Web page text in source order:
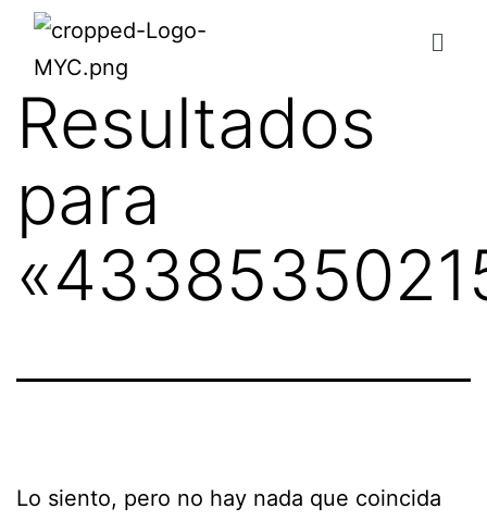
Resultados
para
«
Lo siento, pero no hay nada que coincida